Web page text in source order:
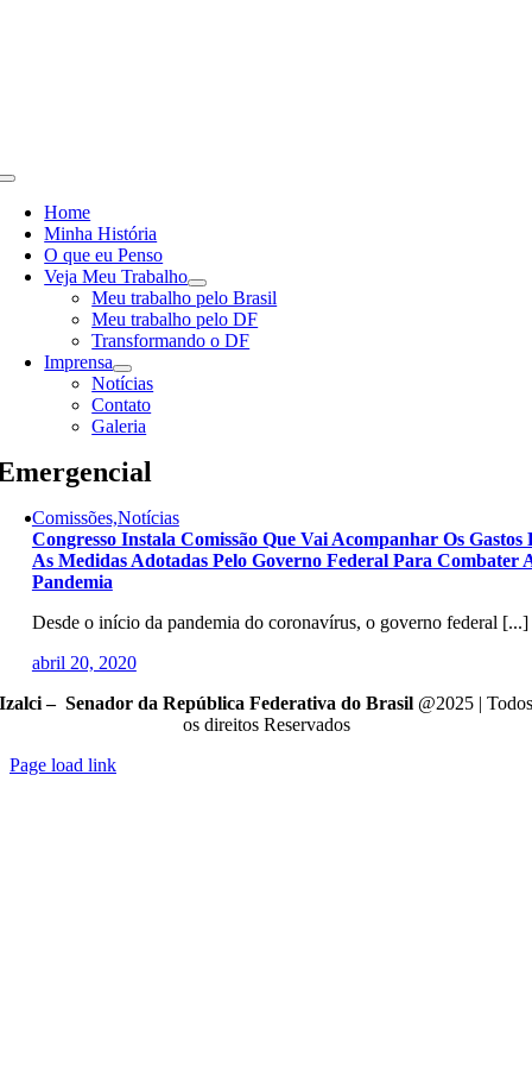
Toggle
NavigationHome
Minha História
O que eu Penso
Veja Meu Trabalho
Meu trabalho pelo Brasil
Meu trabalho pelo DF
Transformando o DF
Imprensa
Notícias
Contato
Galeria
Comissões,Notícias
Congresso Instala Comissão Que Vai Acompanhar Os Gastos
As Medidas Adotadas Pelo Governo Federal Para Combater
Pandemia
Desde o início da pandemia do coronavírus, o governo federal [...]
abril 20, 2020
Izalci – Senador da República Federativa do Brasil @2025 | Todos
os direitos Reservados
Page load link